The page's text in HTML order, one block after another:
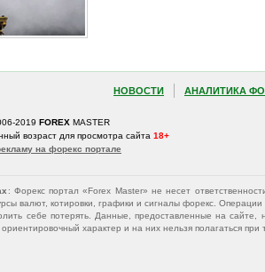
НОВОСТИ АНАЛИТИКА
2019 FOREX MASTER
возраст для просмотра сайта 18+
на форекс портале
: Форекс портал «Forex Master» не несет
валют, котировки, графики и сигналы форекс.
себе потерять. Данные, предоставленные на
характер и на них нельзя полагаться при